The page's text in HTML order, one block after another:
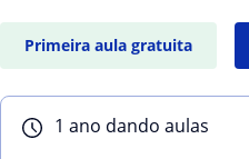
Primeira aula gratuita
1 ano dando aulas